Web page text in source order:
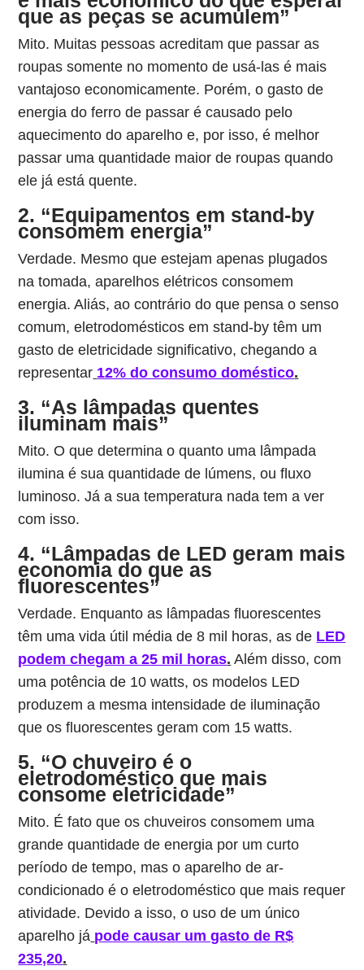
que as peças se acumulem”
Mito. Muitas pessoas acreditam que passar as
roupas somente no momento de usá-las é mais
vantajoso economicamente. Porém, o gasto de
energia do ferro de passar é causado pelo
aquecimento do aparelho e, por isso, é melhor
passar uma quantidade maior de roupas quando
ele já está quente.
2. “Equipamentos em stand-by
consomem energia”
Verdade. Mesmo que estejam apenas plugados
na tomada, aparelhos elétricos consomem
energia. Aliás, ao contrário do que pensa o senso
comum, eletrodomésticos em stand-by têm um
gasto de eletricidade significativo, chegando a
representar 12% do consumo doméstico.
3. “As lâmpadas quentes
iluminam mais”
Mito. O que determina o quanto uma lâmpada
ilumina é sua quantidade de lúmens, ou fluxo
luminoso. Já a sua temperatura nada tem a ver
com isso.
4. “Lâmpadas de LED geram mais
economia do que as
fluorescentes”
Verdade. Enquanto as lâmpadas fluorescentes
têm uma vida útil média de 8 mil horas, as de LED
podem chegam a 25 mil horas. Além disso, com
uma potência de 10 watts, os modelos LED
produzem a mesma intensidade de iluminação
que os fluorescentes geram com 15 watts.
5. “O chuveiro é o
eletrodoméstico que mais
consome eletricidade”
Mito. É fato que os chuveiros consomem uma
grande quantidade de energia por um curto
período de tempo, mas o aparelho de ar-
condicionado é o eletrodoméstico que mais requer
atividade. Devido a isso, o uso de um único
aparelho já pode causar um gasto de R$
235,20.